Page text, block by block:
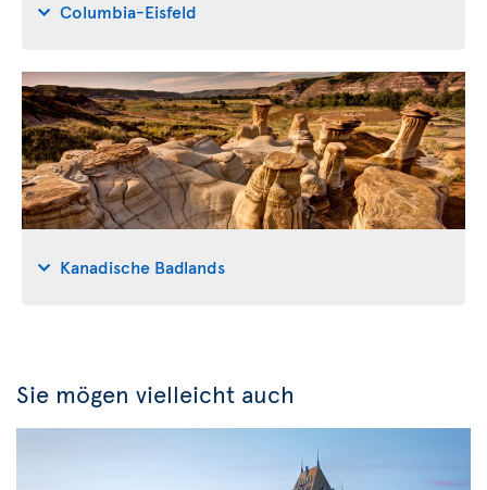
Columbia-Eisfeld
Kanadische Badlands
Sie mögen vielleicht auch